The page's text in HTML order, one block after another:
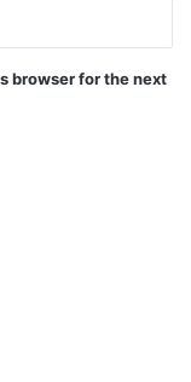
browser for the next